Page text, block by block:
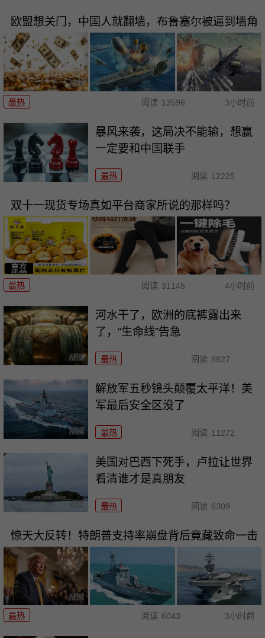
欧盟想关门，中国人就翻墙，布鲁塞尔被逼到墙角
最热 阅读 13596 3小时前
暴风来袭，这局决不能输，想赢
一定要和中国联手
最热 阅读 12225
双十一现货专场真如平台商家所说的那样吗？
最热 阅读 31145 4小时前
河水干了，欧洲的底裤露出来
了，“生命线”告急
最热 阅读 8827
解放军五秒镜头颠覆太平洋！美
军最后安全区没了
最热 阅读 11272
美国对巴西下死手，卢拉让世界
看清谁才是真朋友
最热 阅读 6309
惊天大反转！特朗普支持率崩盘背后竟藏致命一击
最热 阅读 6043 3小时前